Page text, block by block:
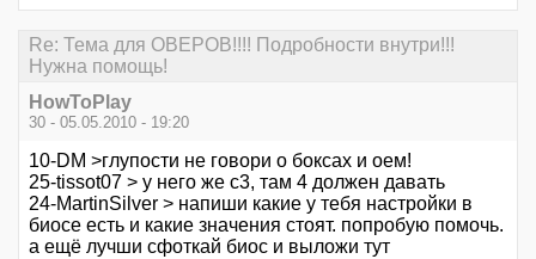
Re: Тема для ОВЕРОВ!!!! Подробности внутри!!!
Нужна помощь!
HowToPlay
30 - 05.05.2010 - 19:20
10-DM >глупости не говори о боксах и оем!
25-tissot07 > у него же с3, там 4 должен давать
24-MartinSilver > напиши какие у тебя настройки в
биосе есть и какие значения стоят. попробую помочь.
а ещё лучши сфоткай биос и выложи тут